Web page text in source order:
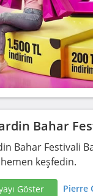
Bahar
Bahar Festivali
keşfedin.
Göster Pierre